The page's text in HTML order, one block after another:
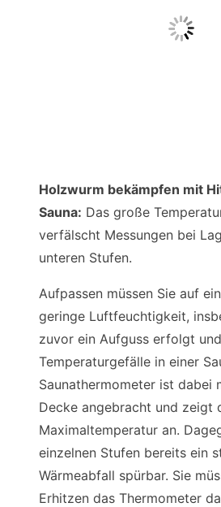
Holzwurm bekämpfen mit
Sauna: Das große
verfälscht Messungen bei
unteren Stufen.
Aufpassen müssen Sie auf
geringe Luftfeuchtigkeit,
zuvor ein Aufguss erfolgt
Temperaturgefälle in einer
Saunathermometer ist dabei
Decke angebracht und zeigt
Maximaltemperatur an.
einzelnen Stufen bereits ein
Wärmeabfall spürbar. Sie
Erhitzen das Thermometer